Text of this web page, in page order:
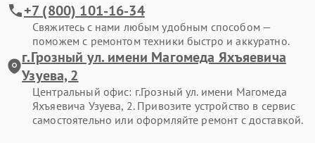
+7 (800) 101-16-34
Свяжитесь с нами любым удобным способом —
поможем с ремонтом техники быстро и аккуратно.
г.Грозный ул. имени Магомеда Яхъяевича
Узуева, 2
Центральный офис: г.Грозный ул. имени Магомеда
Яхъяевича Узуева, 2. Привозите устройство в сервис
самостоятельно или оформляйте ремонт с доставкой.